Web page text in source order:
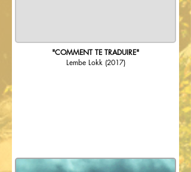
"COMMENT TE TRADUIRE"
Lembe Lokk (2017)